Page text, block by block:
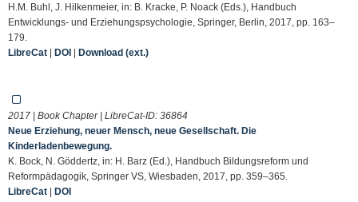
H.M. Buhl, J. Hilkenmeier, in: B. Kracke, P. Noack (Eds.), Handbuch
Entwicklungs- und Erziehungspsychologie, Springer, Berlin, 2017, pp. 163–
179.
LibreCat | DOI | Download (ext.)
2017 | Book Chapter | LibreCat-ID: 36864
Neue Erziehung, neuer Mensch, neue Gesellschaft. Die
Kinderladenbewegung.
K. Bock, N. Göddertz, in: H. Barz (Ed.), Handbuch Bildungsreform und
Reformpädagogik, Springer VS, Wiesbaden, 2017, pp. 359–365.
LibreCat | DOI